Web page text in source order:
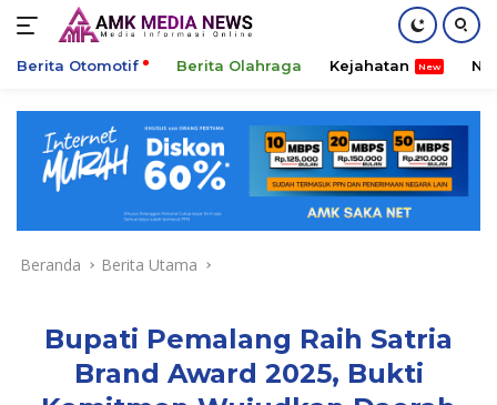
konten
Berita Otomotif Berita Olahraga Kejahatan
Beranda Berita Utama
Bupati Pemalang Raih Satria
Brand Award 2025, Bukti